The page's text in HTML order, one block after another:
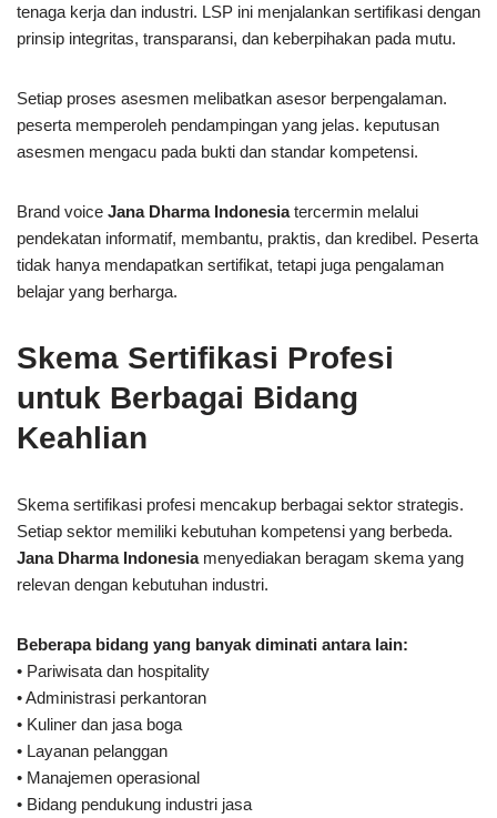
tenaga kerja dan industri. LSP ini menjalankan sertifikasi dengan
prinsip integritas, transparansi, dan keberpihakan pada mutu.
Setiap proses asesmen melibatkan asesor berpengalaman.
peserta memperoleh pendampingan yang jelas. keputusan
asesmen mengacu pada bukti dan standar kompetensi.
Brand voice Jana Dharma Indonesiatercermin melalui
pendekatan informatif, membantu, praktis, dan kredibel. Peserta
tidak hanya mendapatkan sertifikat, tetapi juga pengalaman
belajar yang berharga.
Skema Sertifikasi Profesi
untuk Berbagai Bidang
Keahlian
Skema sertifikasi profesi mencakup berbagai sektor strategis.
Setiap sektor memiliki kebutuhan kompetensi yang berbeda.
Jana Dharma Indonesiamenyediakan beragam skema yang
relevan dengan kebutuhan industri.
Beberapa bidang yang banyak diminati antara lain:
• Pariwisata dan hospitality
• Administrasi perkantoran
• Kuliner dan jasa boga
• Layanan pelanggan
• Manajemen operasional
• Bidang pendukung industri jasa